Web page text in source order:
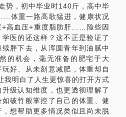
此话题内容仅为该行家在
用。如您或您的家人有诊疗
点不代表平台观点，平台
借口。胖只是运气不好，
会掉进“减肥”的坑。
辟谷、断食、原始人、生
何会信这些给你一劳永逸幻
。
势，初中毕业时140斤，高中毕
体重一路高歌猛进，健康状况
+高血压+重度脂肪肝……险些因
医的还这样？这不正是验证了
胖下去，从浑圆青年到油腻中
的机会，毫无准备的肥宅于大
好、从未刻意减肥，体重却自
我明白了人生更惊喜的打开方式
级认知维度，也更透彻理解了
破竹般掌控了自己的体重、健
想帮助更多情况类似且尚未脱